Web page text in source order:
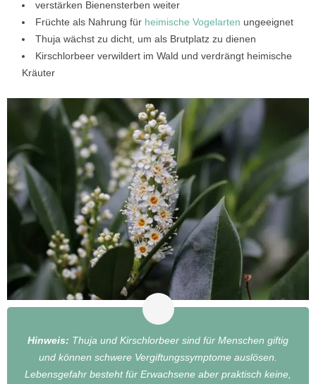
verstärken Bienensterben weiter
Früchte als Nahrung für heimische Vogelarten ungeeignet
Thuja wächst zu dicht, um als Brutplatz zu dienen
Kirschlorbeer verwildert im Wald und verdrängt heimische
Kräuter
Hinweis: Thuja und Kirschlorbeer sind für Menschen giftig
und können schwere Vergiftungssymptome auslösen.
Lebensgefahr besteht für Erwachsene aber praktisch keine,